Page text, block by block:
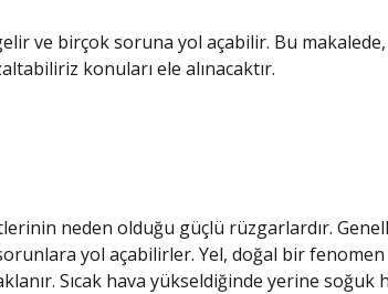
BEĞENI KASMA
ve birçok soruna yol açabilir. Bu
konuları ele alınacaktır.
neden olduğu güçlü rüzgarlardır.
yol açabilirler. Yel, doğal bir
Sıcak hava yükseldiğinde yerine soğuk